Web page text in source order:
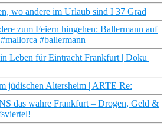
wo andere im Urlaub sind I 37 Grad
zum Feiern hingehen: Ballermann auf
#ballermann
Leben für Eintracht Frankfurt | Doku |
jüdischen Altersheim | ARTE Re:
das wahre Frankfurt – Drogen, Geld &